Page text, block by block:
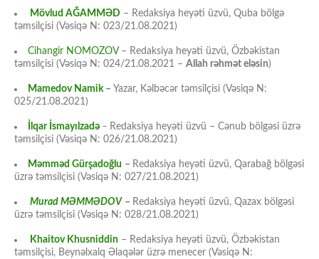
Mövlud AĞAMMƏD – Redaksiya heyəti üzvü, Quba bölgə
təmsilçisi (Vəsiqə N: 023/21.08.2021)
Cihangir NOMOZOV– Redaksiya heyəti üzvü, Özbəkistan
təmsilçisi (Vəsiqə N: 024/21.08.2021 – Allah rəhmət eləsin)
Mamedov Namik– Yazar, Kəlbəcər təmsilçisi (Vəsiqə N:
025/21.08.2021)
İlqar İsmayılzadə – Redaksiya heyəti üzvü – Cənub bölgəsi üzrə
təmsilçisi (Vəsiqə N: 026/21.08.2021)
Məmməd Gürşadoğlu – Redaksiya heyəti üzvü, Qarabağ bölgəsi
üzrə təmsilçisi (Vəsiqə N: 027/21.08.2021)
Murad MƏMMƏDOV – Redaksiya heyəti üzvü, Qazax bölgəsi
üzrə təmsilçisi (Vəsiqə N: 028/21.08.2021)
Khaitov Khusniddin – Redaksiya heyəti üzvü, Özbəkistan
təmsilçisi, Beynəlxalq Əlaqələr üzrə menecer (Vəsiqə N: